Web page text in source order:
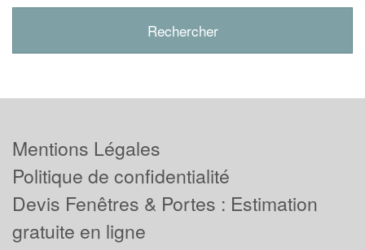
Mentions Légales
Politique de confidentialité
Devis Fenêtres & Portes : Estimation
gratuite en ligne